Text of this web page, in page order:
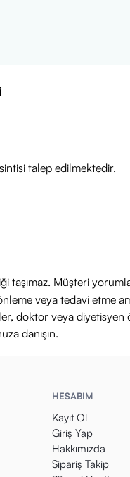
talep edilmektedir.
taşımaz. Müşteri
veya tedavi etme
doktor veya
danışın.
HESABIM
Kayıt Ol
Giriş Yap
Hakkımızda
Sipariş Takip